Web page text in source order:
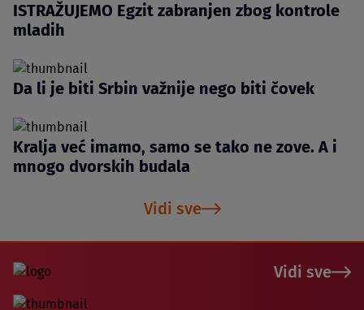
ISTRAŽUJEMO Egzit zabranjen zbog kontrole
mladih
Da li je biti Srbin važnije nego biti čovek
Kralja već imamo, samo se tako ne zove. A i
mnogo dvorskih budala
Vidi sve
Vidi sve